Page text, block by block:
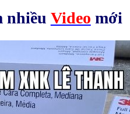
nhiều Video mới